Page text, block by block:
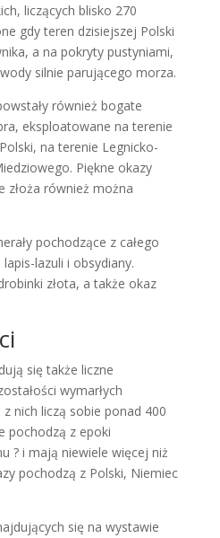
liczących blisko 270
gdy teren dzisiejszej Polski
a na pokryty pustyniami,
silnie parującego morza.
również bogate
eksploatowane na terenie
na terenie Legnicko-
Piękne okazy
złoża również można
pochodzące z całego
lazuli i obsydiany.
złota, a także okaz
się także liczne
wymarłych
nich liczą sobie ponad 400
pochodzą z epoki
? i mają niewiele więcej niż
pochodzą z Polski, Niemiec
się na wystawie